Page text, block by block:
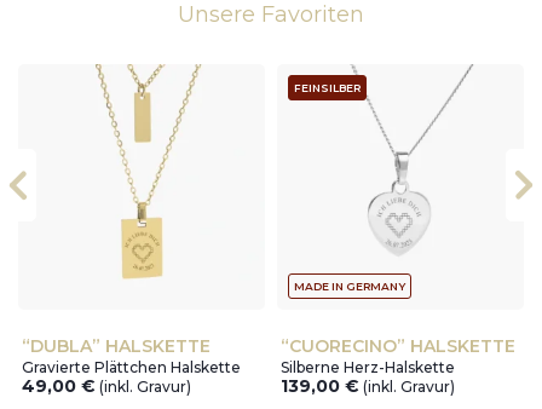
Unsere Favoriten
“DUBLA” HALSKETTE
Gravierte Plättchen Halskette
49,00€ (inkl. Gravur)
FEINSILBER
MADE IN GERMANY
“CUORECINO” HALSKETTE
Silberne Herz-Halskette
139,00€ (inkl. Gravur)